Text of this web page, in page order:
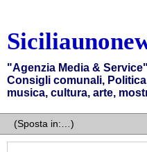
"Agenzia Media &
Consigli comunali,
musica, cultura, arte,